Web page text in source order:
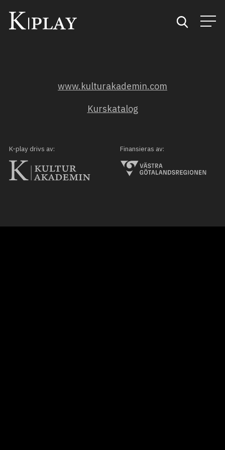
Kategorier
Mina favoriter
www.kulturakademin.com
Kurskatalog
K-play drivs av: Finansieras av: